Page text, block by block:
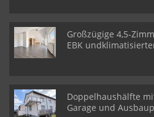
Großzügige 4,5-
EBK
Doppelhaushälfte
Garage und